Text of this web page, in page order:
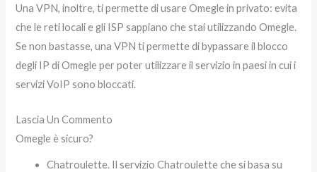
Una VPN, inoltre, ti permette di usare Omegle in privato: evita
che le reti locali e gli ISP sappiano che stai utilizzando Omegle.
Se non bastasse, una VPN ti permette di bypassare il blocco
degli IP di Omegle per poter utilizzare il servizio in paesi in cui i
servizi VoIP sono bloccati.
Lascia Un Commento
Omegle è sicuro?
Chatroulette. Il servizio Chatroulette che si basa su